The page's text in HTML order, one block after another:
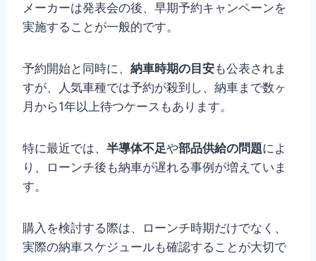
メーカーは発表会の後、早期予約キャンペーンを
実施することが一般的です。
予約開始と同時に、 納車時期の目安も公表されま
すが、人気車種では予約が殺到し、納車まで数ヶ
月から1年以上待つケースもあります。
特に最近では、 半導体不足や部品供給の問題によ
り、ローンチ後も納車が遅れる事例が増えていま
す。
購入を検討する際は、ローンチ時期だけでなく、
実際の納車スケジュールも確認することが大切で